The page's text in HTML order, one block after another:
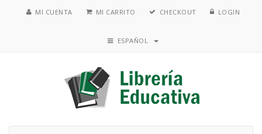
MI CUENTA MI CARRITO CHECKOUT LOGIN
ESPAÑOL